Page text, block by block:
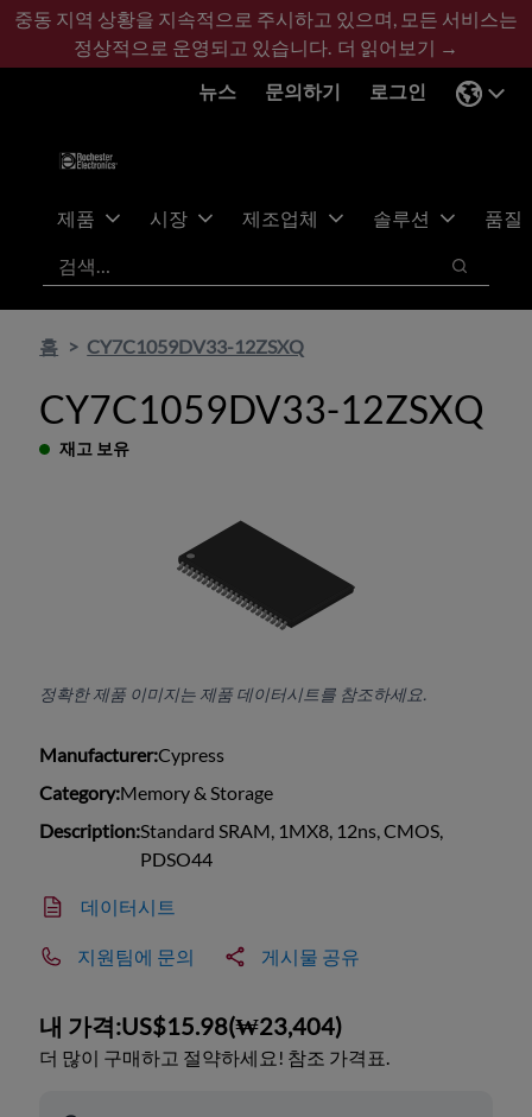
기
콘
바
글
중동 지역 상황을 지속적으로 주시하고 있으며, 모든 서비스는
정상적으로 운영되고 있습니다. 더 읽어보기 →
뉴스
문의하기 로그인
제품 시장 제조업체 솔루션
품질
검색
검색
홈 CY7C1059DV33-12ZSXQ
CY7C1059DV33-12ZSXQ
재고 보유
정확한 제품 이미지는 제품 데이터시트를 참조하세요.
Manufacturer:Cypress
Category:Memory & Storage
Description:Standard SRAM, 1MX8, 12ns, CMOS,
PDSO44
데이터시트
지원팀에 문의 게시물 공유
내 가격:US$15.98(₩23,404)
더 많이 구매하고 절약하세요! 참조 가격표.